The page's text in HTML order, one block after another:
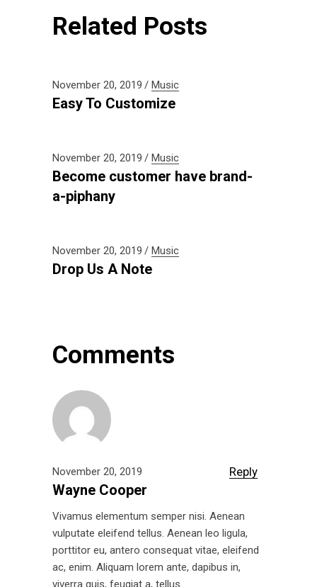
Related Posts
November 20, 2019 Music
Easy To Customize
November 20, 2019 Music
Become customer have brand-
a-piphany
November 20, 2019 Music
Drop Us A Note
Comments
November 20, 2019 Reply
Wayne Cooper
Vivamus elementum semper nisi. Aenean
vulputate eleifend tellus. Aenean leo ligula,
porttitor eu, antero consequat vitae, eleifend
ac, enim. Aliquam lorem ante, dapibus in,
viverra quis, feugiat a, tellus.